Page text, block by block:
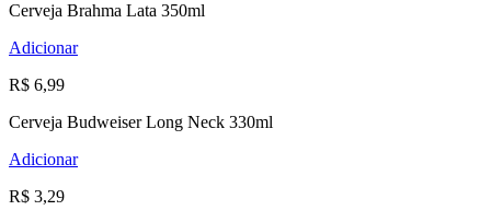
Cerveja Brahma Lata 350ml
Adicionar
R$ 6,99
Cerveja Budweiser Long Neck 330ml
Adicionar
R$ 3,29